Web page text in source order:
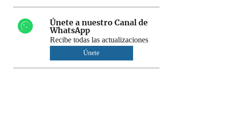
Únete a nuestro Canal de
WhatsApp
Recibe todas las actualizaciones
Únete